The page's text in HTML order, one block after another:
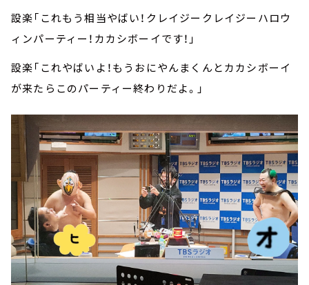
設楽「これもう相当やばい！クレイジークレイジーハロウ
ィンパーティー！カカシボーイです！」
設楽「これやばいよ！もうおにやんまくんとカカシボーイ
が来たらこのパーティー終わりだよ。」